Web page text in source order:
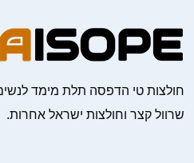
חולצות טי הדפסה תלת מימד
שרוול קצר וחולצות ישראל אחרות.